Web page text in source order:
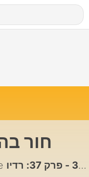
חור
37 - פרק 37: רדיו